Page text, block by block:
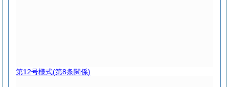
第12号様式(第8条関係)